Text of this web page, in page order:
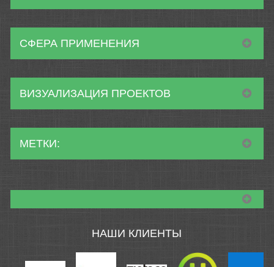
СФЕРА ПРИМЕНЕНИЯ
ВИЗУАЛИЗАЦИЯ ПРОЕКТОВ
МЕТКИ:
НАШИ КЛИЕНТЫ